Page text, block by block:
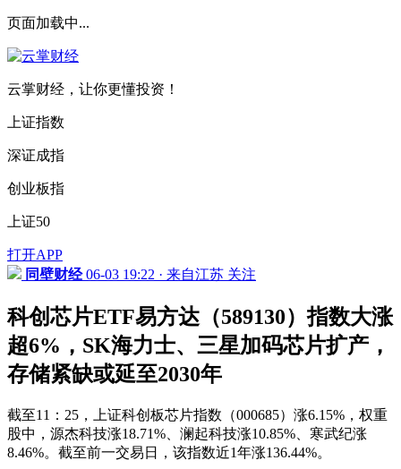
页面加载中...
云掌财经，让你更懂投资！
上证指数
深证成指
创业板指
上证50
打开APP
同壁财经 06-03 19:22 · 来自江苏 关注
科创芯片ETF易方达（589130）指数大涨
超6%，SK海力士、三星加码芯片扩产，
存储紧缺或延至2030年
截至11：25，上证科创板芯片指数（000685）涨6.15%，权重
股中，源杰科技涨18.71%、澜起科技涨10.85%、寒武纪涨
8.46%。截至前一交易日，该指数近1年涨136.44%。